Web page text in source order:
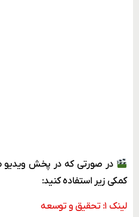
در صورتی که در پخش ویدیو
کمکی زیر استفاده کنید:
لینک ۱: تحقیق و توسعه